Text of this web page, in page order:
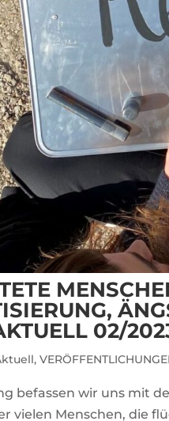
02/
,
befassen wir uns mit
vielen Menschen, die